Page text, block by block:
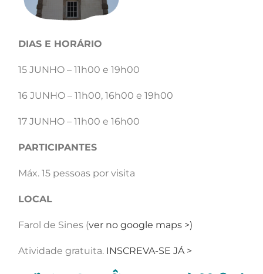
DIAS E HORÁRIO
15 JUNHO – 11h00 e 19h00
16 JUNHO – 11h00, 16h00 e 19h00
17 JUNHO – 11h00 e 16h00
PARTICIPANTES
Máx. 15 pessoas por visita
LOCAL
Farol de Sines (ver no google maps >)
Atividade gratuita. INSCREVA-SE JÁ >